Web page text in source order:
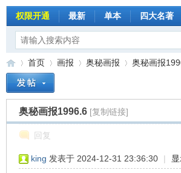
权限开通 最新 单本 四大名著
»
首页
›
画报
›
奥秘画报
›
奥秘画报
奥秘画报1996.6 [复制链接]
回复
king 发表于 2024-12-31 23:36:30 |